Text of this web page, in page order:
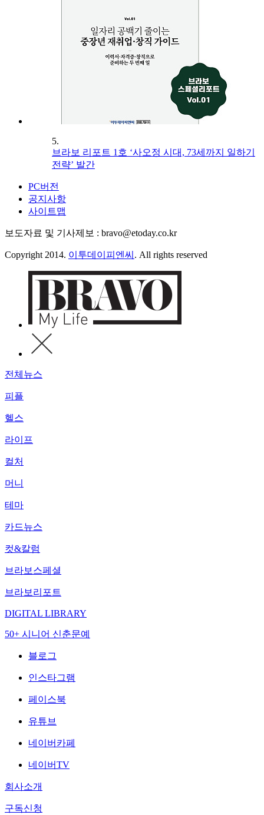
5.
브라보 리포트 1호 ‘사오정 시대, 73세까지 일하기
전략’ 발간
PC버전
공지사항
사이트맵
보도자료 및 기사제보 : bravo@etoday.co.kr
Copyright 2014. 이투데이피엔씨 . All rights reserved
전체뉴스
피플
헬스
라이프
컬처
머니
테마
카드뉴스
컷&칼럼
브라보스페셜
브라보리포트
DIGITAL LIBRARY
50+ 시니어 신춘문예
블로그
인스타그램
페이스북
유튜브
네이버카페
네이버TV
회사소개
구독신청